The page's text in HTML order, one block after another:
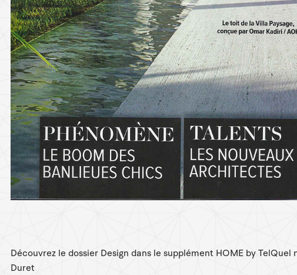
Découvrez le dossier Design dans le supplément HOME by
Duret